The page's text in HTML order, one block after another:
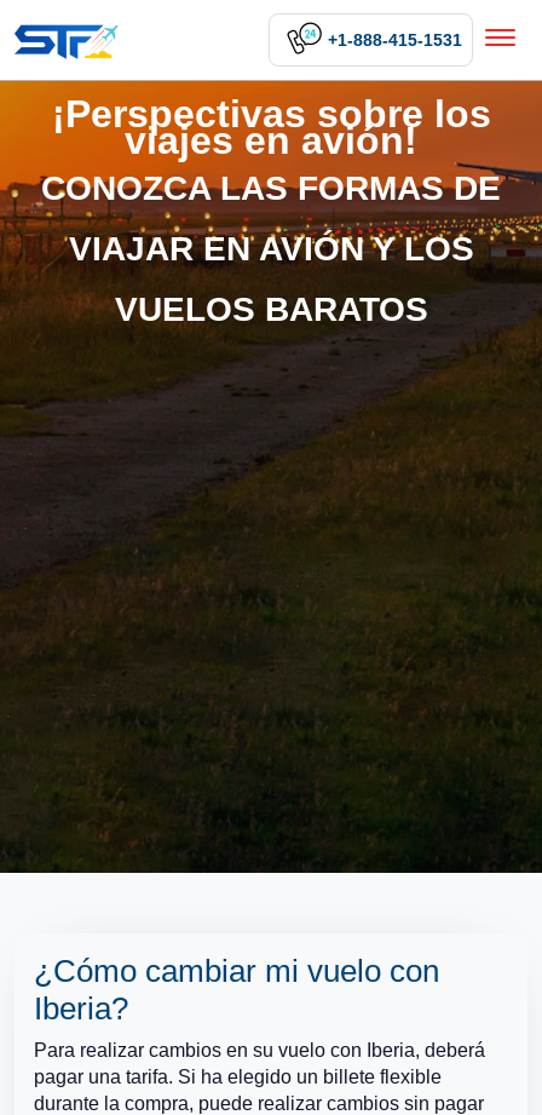
+1-888-415-1531
¡Perspectivas sobre los
viajes en avión!
CONOZCA LAS FORMAS DE
VIAJAR EN AVIÓN Y LOS
VUELOS BARATOS
¿Cómo cambiar mi vuelo con
Iberia?
Para realizar cambios en su vuelo con Iberia, deberá
pagar una tarifa. Si ha elegido un billete flexible
durante la compra, puede realizar cambios sin pagar